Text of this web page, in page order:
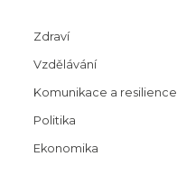
Zdraví
Vzdělávání
Komunikace a resilience
Politika
Ekonomika